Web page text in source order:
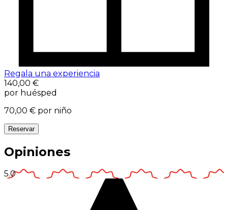
Regala una experiencia
140,00 €
por huésped
70,00 € por niño
Reservar
Opiniones
5.0